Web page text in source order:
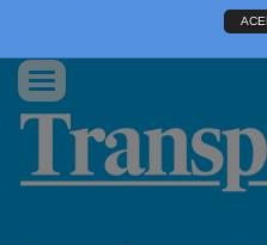
Conmutar
navegación